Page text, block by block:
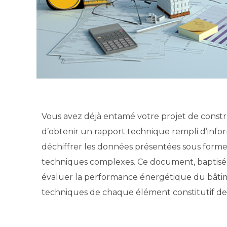
Vous avez déjà entamé votre projet de
d’obtenir un rapport technique rempli
déchiffrer les données présentées sous
techniques complexes. Ce document,
évaluer la performance énergétique du
techniques de chaque élément constitutif de